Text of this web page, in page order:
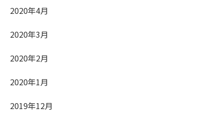
2020年4月
2020年3月
2020年2月
2020年1月
2019年12月